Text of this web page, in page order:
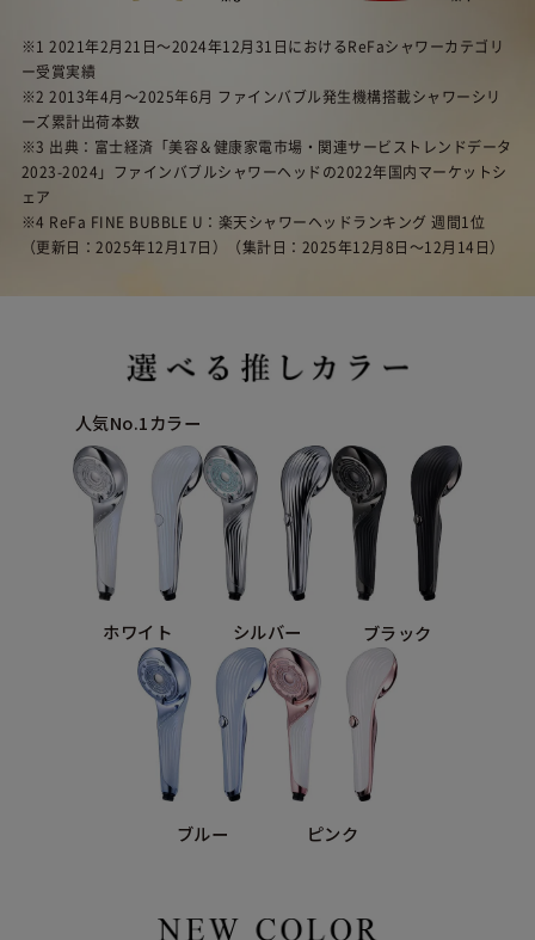
※1 2021年2月21日〜2024年12月31日におけるReFaシャワーカテゴリ
ー受賞実績
※2 2013年4月〜2025年6月 ファインバブル発生機構搭載シャワーシリ
ーズ累計出荷本数
※3 出典：富士経済「美容＆健康家電市場・関連サービストレンドデータ
2023-2024」ファインバブルシャワーヘッドの2022年国内マーケットシ
ェア
※4 ReFa FINE BUBBLE U：楽天シャワーヘッドランキング 週間1位
（更新日：2025年12月17日）（集計日：2025年12月8日〜12月14日）
人気No.1カラー
ホワイト シルバー ブラック
ブルー ピンク